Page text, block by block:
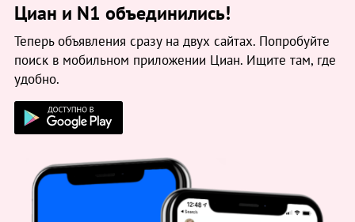
Циан и N1 объединились!
Теперь объявления сразу на двух сайтах. Попробуйте
поиск в мобильном приложении Циан. Ищите там, где
удобно.